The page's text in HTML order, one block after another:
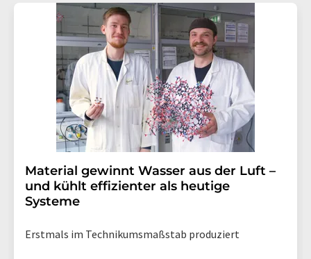
Material gewinnt Wasser aus der Luft –
und kühlt effizienter als heutige
Systeme
Erstmals im Technikumsmaßstab produziert